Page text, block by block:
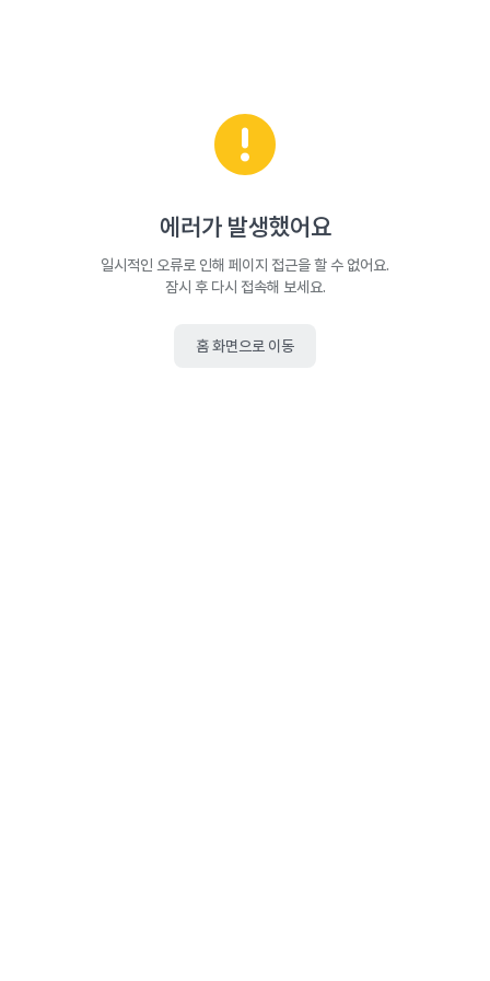
에러가 발생했어요
일시적인 오류로 인해 페이지 접근을 할 수 없어요.
잠시 후 다시 접속해 보세요.
홈 화면으로 이동